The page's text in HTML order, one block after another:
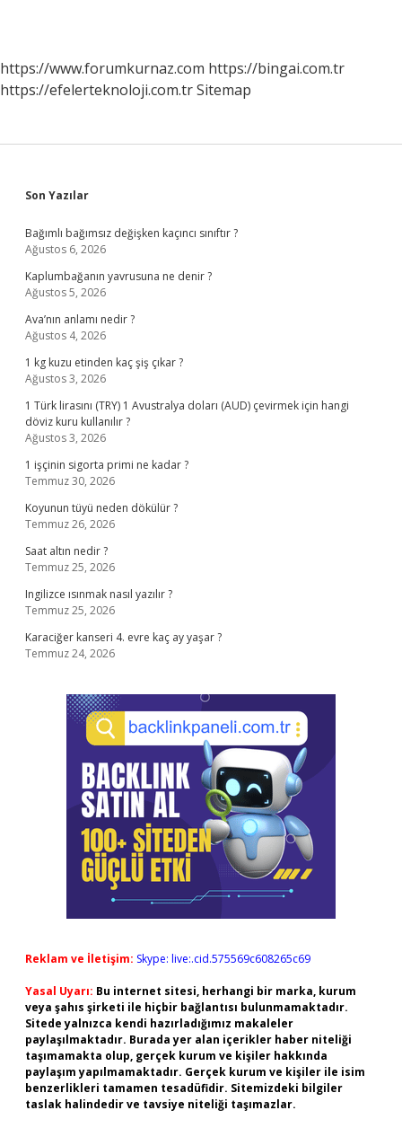
https://www.forumkurnaz.com https://bingai.com.tr
https://efelerteknoloji.com.trSitemap
Sidebar
Son Yazılar
Bağımlı bağımsız değişken kaçıncı sınıftır ?
Ağustos 6, 2026
Kaplumbağanın yavrusuna ne denir ?
Ağustos 5, 2026
Ava’nın anlamı nedir ?
Ağustos 4, 2026
1 kg kuzu etinden kaç şiş çıkar ?
Ağustos 3, 2026
1 Türk lirasını (TRY) 1 Avustralya doları (AUD) çevirmek için hangi
döviz kuru kullanılır ?
Ağustos 3, 2026
1 işçinin sigorta primi ne kadar ?
Temmuz 30, 2026
Koyunun tüyü neden dökülür ?
Temmuz 26, 2026
Saat altın nedir ?
Temmuz 25, 2026
Ingilizce ısınmak nasıl yazılır ?
Temmuz 25, 2026
Karaciğer kanseri 4. evre kaç ay yaşar ?
Temmuz 24, 2026
Reklam ve İletişim: Skype: live:.cid.575569c608265c69
Yasal Uyarı: Bu internet sitesi, herhangi bir marka, kurum
veya şahıs şirketi ile hiçbir bağlantısı bulunmamaktadır.
Sitede yalnızca kendi hazırladığımız makaleler
paylaşılmaktadır. Burada yer alan içerikler haber niteliği
taşımamakta olup, gerçek kurum ve kişiler hakkında
paylaşım yapılmamaktadır. Gerçek kurum ve kişiler ile isim
benzerlikleri tamamen tesadüfidir. Sitemizdeki bilgiler
taslak halindedir ve tavsiye niteliği taşımazlar.